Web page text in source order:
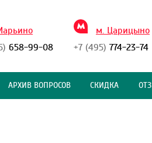
658-99-08
м. Царицыно
+7 (495) 774-23-74
АРХИВ ВОПРОСОВ СКИДКА